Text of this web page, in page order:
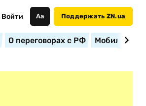
Войти Аа Поддержать ZN.ua
О переговорах с РФ